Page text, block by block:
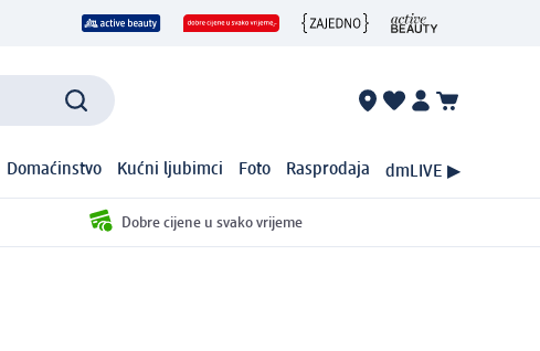
Domaćinstvo Kućni ljubimci Foto Rasprodaja dmLIVE ▶
Dobre cijene u svako vrijeme